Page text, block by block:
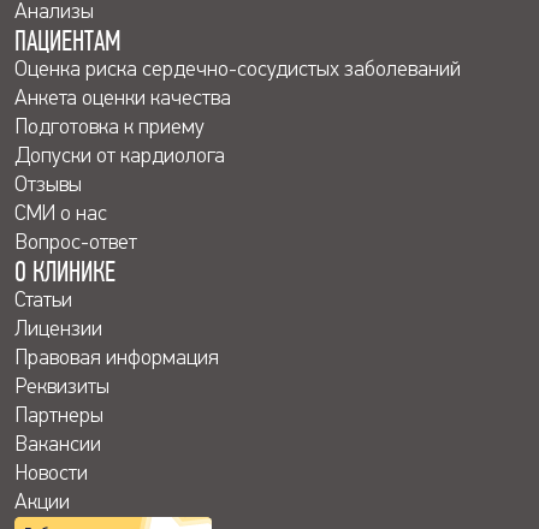
Анализы
ПАЦИЕНТАМ
Оценка риска сердечно-сосудистых заболеваний
Анкета оценки качества
Подготовка к приему
Допуски от кардиолога
Отзывы
СМИ о нас
Вопрос-ответ
О КЛИНИКЕ
Статьи
Лицензии
Правовая информация
Реквизиты
Партнеры
Вакансии
Новости
Акции